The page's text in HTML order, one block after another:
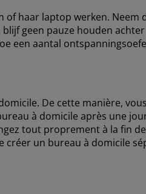
haar laptop werken. Neem
geen pauze houden
een aantal
De cette manière,
à domicile après une
tout proprement à la fin
créer un bureau à domicile